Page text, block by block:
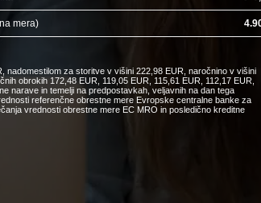
mera)
za storitve v višini 222,98 EUR, naročnino v višini
obrokih 172,48 EUR, 119,05 EUR, 115,61 EUR, 112,17 EUR,
narave in temelji na predpostavkah, veljavnih na dan tega
referenčne obrestne mere Evropske centralne banke za
vrednosti obrestne mere EC MRO in posledično kreditne